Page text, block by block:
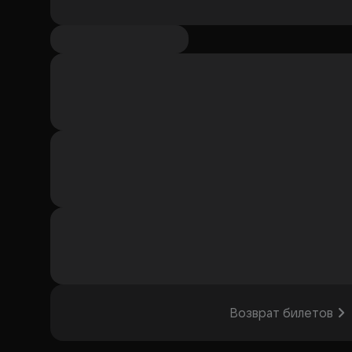
Возврат билетов